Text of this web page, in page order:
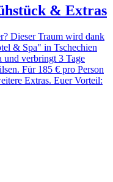
& Extras
Dieser Traum wird dank
& Spa" in Tschechien
und verbringt 3 Tage
Für 185 € pro Person
Extras. Euer Vorteil: